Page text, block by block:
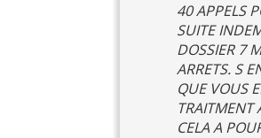
40 APPELS
SUITE
DOSSIER 7
ARRETS. S
QUE VOUS
TRAITMENT
CELA A